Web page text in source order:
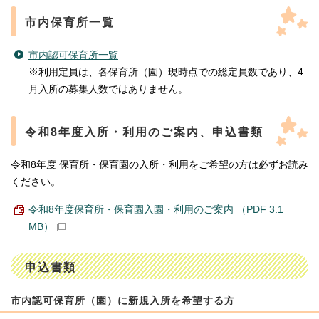
市内保育所一覧
市内認可保育所一覧
※利用定員は、各保育所（園）現時点での総定員数であり、4
月入所の募集人数ではありません。
令和8年度入所・利用のご案内、申込書類
令和8年度 保育所・保育園の入所・利用をご希望の方は必ずお読み
ください。
令和8年度保育所・保育園入園・利用のご案内 （PDF 3.1
MB）
申込書類
市内認可保育所（園）に新規入所を希望する方